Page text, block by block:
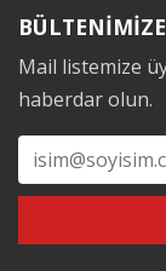
Mail listemize
haberdar olun.